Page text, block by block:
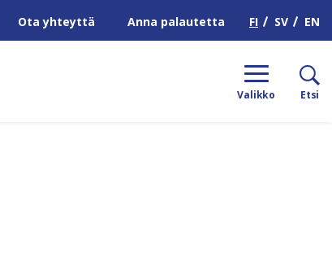
Ota yhteyttä Anna palautetta FI SV EN
Valikko Etsi